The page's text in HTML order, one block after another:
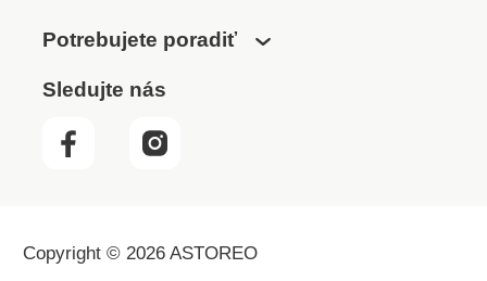
Potrebujete poradiť
Sledujte nás
Copyright © 2026 ASTOREO